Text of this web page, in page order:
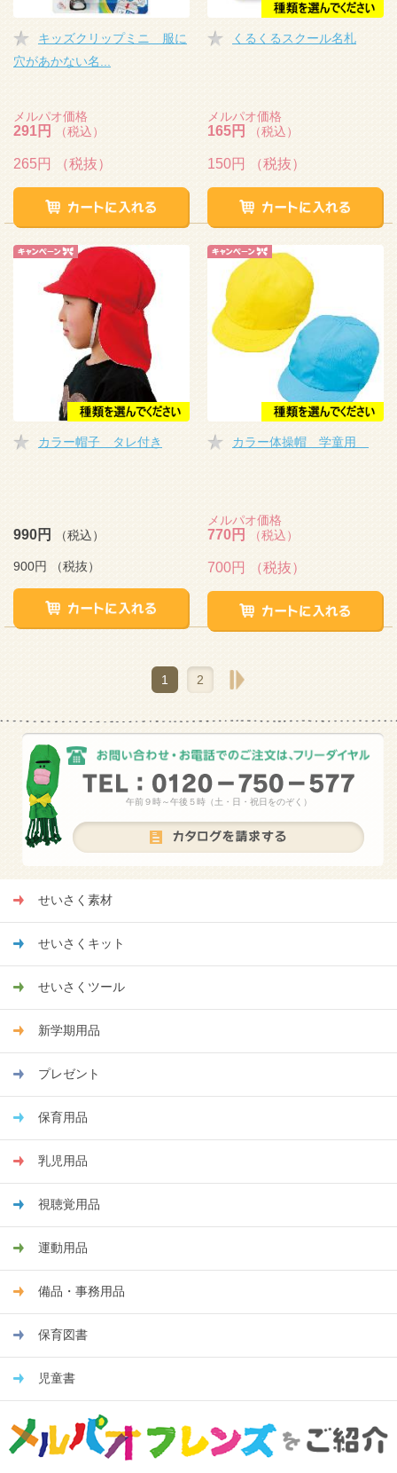
キッズクリップミニ 服に
穴があかない名...
メルパオ価格
291円 （税込）
265円 （税抜）
くるくるスクール名札
メルパオ価格
165円 （税込）
150円 （税抜）
カラー帽子 タレ付き
990円 （税込）
900円 （税抜）
カラー体操帽 学童用
メルパオ価格
770円 （税込）
700円 （税抜）
1 2
午前９時～午後５時（土・日・祝日をのぞく）
せいさく素材
せいさくキット
せいさくツール
新学期用品
プレゼント
保育用品
乳児用品
視聴覚用品
運動用品
備品・事務用品
保育図書
児童書